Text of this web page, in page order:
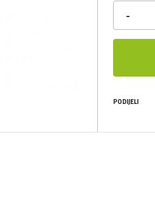
-
PODIJELI